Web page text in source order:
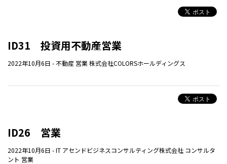
ID31 投資用不動産営業
2022年10月6日 -不動産 営業株式会社COLORSホールディングス
ID26 営業
2022年10月6日 -IT アセンドビジネスコンサルティング株式会社 コンサルタ
ント 営業